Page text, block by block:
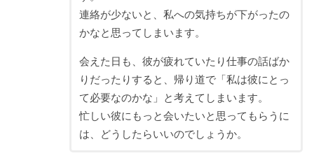
連絡が少ないと、私への気持ちが下がったの
かなと思ってしまいます。
会えた日も、彼が疲れていたり仕事の話ばか
りだったりすると、帰り道で「私は彼にとっ
て必要なのかな」と考えてしまいます。
忙しい彼にもっと会いたいと思ってもらうに
は、どうしたらいいのでしょうか。